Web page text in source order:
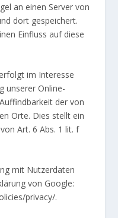
an einen Server von
dort gespeichert.
Einfluss auf diese
im Interesse
unserer Online-
der von
Orte. Dies stellt ein
Art. 6 Abs. 1 lit. f
mit Nutzerdaten
von Google:
privacy/.